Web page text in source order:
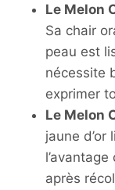
Le Melon
Sa chair
peau est
nécessite
exprimer
Le Melon
jaune
après